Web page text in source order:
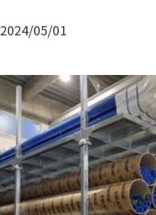
2024/05/01